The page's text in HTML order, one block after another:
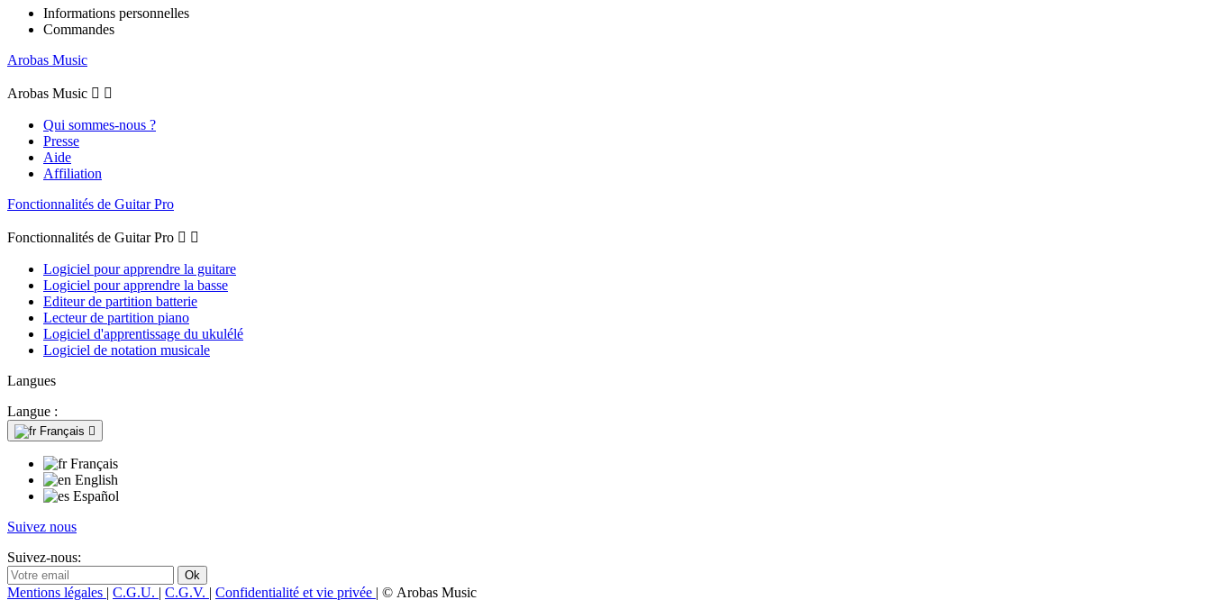
Informations personnelles
Commandes
Arobas Music
Arobas Music  
Qui sommes-nous ?
Presse
Aide
Affiliation
Fonctionnalités de Guitar Pro
Fonctionnalités de Guitar Pro  
Logiciel pour apprendre la guitare
Logiciel pour apprendre la basse
Editeur de partition batterie
Lecteur de partition piano
Logiciel d'apprentissage du ukulélé
Logiciel de notation musicale
Langues
Langue :
Français 
Français
English
Español
Suivez nous
Suivez-nous:
Mentions légales | C.G.U. | C.G.V. | Confidentialité et vie privée | © Arobas Music